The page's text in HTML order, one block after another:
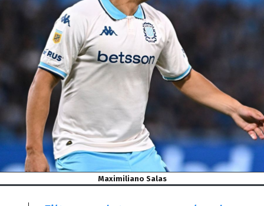
Maximiliano Salas